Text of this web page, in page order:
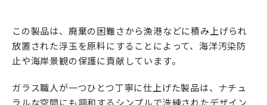
この製品は、廃棄の困難さから漁港などに積み上げられ
放置された浮玉を原料にすることによって、海洋汚染防
止や海岸景観の保護に貢献しています。
ガラス職人が一つひとつ丁寧に仕上げた製品は、ナチュ
ラルな空間にも調和するシンプルで洗練されたデザイン